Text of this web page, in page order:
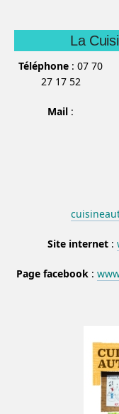
La
Téléphone : 07 70
27 17 52
Mail :
Site internet:
Page facebook: